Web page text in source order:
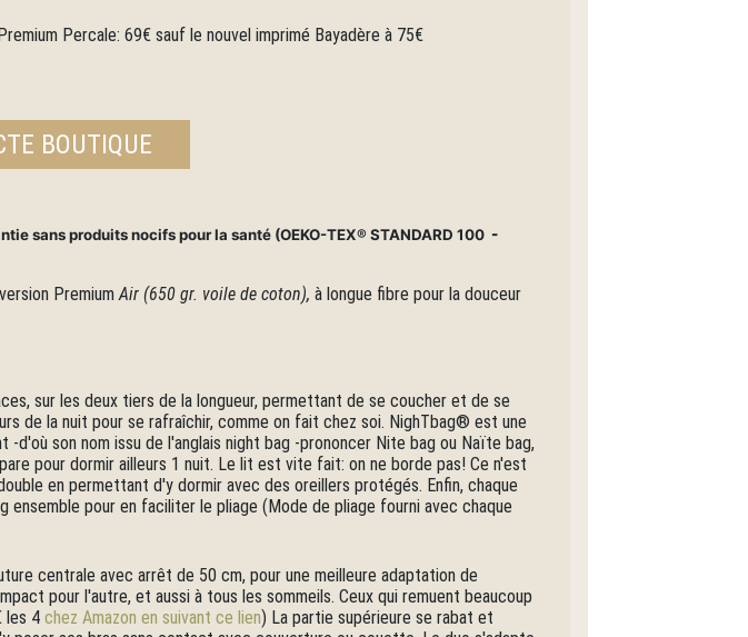
Percale: 69€ sauf le nouvel imprimé Bayadère à 75€
BOUTIQUE
sans produits nocifs pour la santé (OEKO-TEX® STANDARD 100 -
PremiumAir (650 gr. voile de coton), à longue fibre pour la douceur
sur les deux tiers de la longueur, permettant de se coucher et de se
de la nuit pour se rafraîchir, comme on fait chez soi. NighTbag® est une
son nom issu de l'anglais night bag -prononcer Nite bag ou Naïte bag,
pour dormir ailleurs 1 nuit. Le lit est vite fait: on ne borde pas! Ce n'est
en permettant d'y dormir avec des oreillers protégés. Enfin, chaque
pour en faciliter le pliage (Mode de pliage fourni avec chaque
centrale avec arrêt de 50 cm, pour une meilleure adaptation de
pour l'autre, et aussi à tous les sommeils. Ceux qui remuent beaucoup
les 4 chez Amazon en suivant ce lien) La partie supérieure se rabat et